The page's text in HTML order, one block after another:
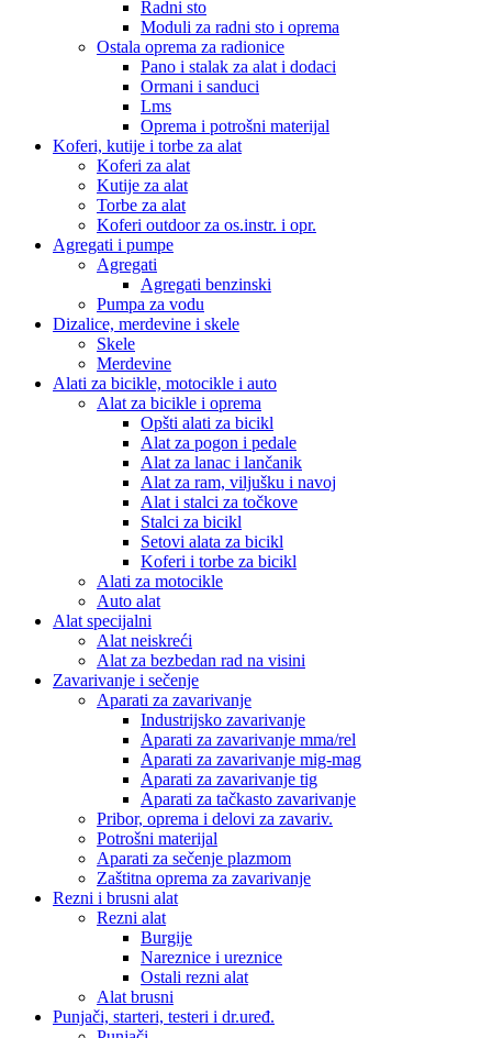
Radni sto
Moduli za radni sto i oprema
Ostala oprema za radionice
Pano i stalak za alat i dodaci
Ormani i sanduci
Lms
Oprema i potrošni materijal
Koferi, kutije i torbe za alat
Koferi za alat
Kutije za alat
Torbe za alat
Koferi outdoor za os.instr. i opr.
Agregati i pumpe
Agregati
Agregati benzinski
Pumpa za vodu
Dizalice, merdevine i skele
Skele
Merdevine
Alati za bicikle, motocikle i auto
Alat za bicikle i oprema
Opšti alati za bicikl
Alat za pogon i pedale
Alat za lanac i lančanik
Alat za ram, viljušku i navoj
Alat i stalci za točkove
Stalci za bicikl
Setovi alata za bicikl
Koferi i torbe za bicikl
Alati za motocikle
Auto alat
Alat specijalni
Alat neiskreći
Alat za bezbedan rad na visini
Zavarivanje i sečenje
Aparati za zavarivanje
Industrijsko zavarivanje
Aparati za zavarivanje mma/rel
Aparati za zavarivanje mig-mag
Aparati za zavarivanje tig
Aparati za tačkasto zavarivanje
Pribor, oprema i delovi za zavariv.
Potrošni materijal
Aparati za sečenje plazmom
Zaštitna oprema za zavarivanje
Rezni i brusni alat
Rezni alat
Burgije
Nareznice i ureznice
Ostali rezni alat
Alat brusni
Punjači, starteri, testeri i dr.uređ.